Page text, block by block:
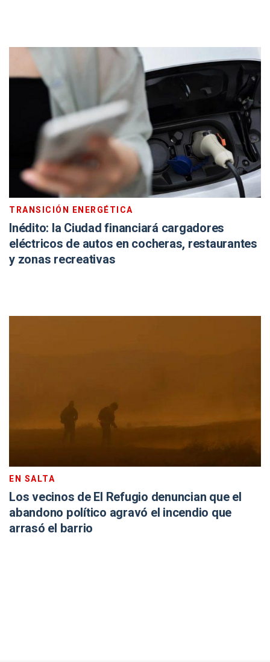
TRANSICIÓN ENERGÉTICA
Inédito: la Ciudad financiará cargadores
eléctricos de autos en cocheras, restaurantes
y zonas recreativas
EN SALTA
Los vecinos de El Refugio denuncian que el
abandono político agravó el incendio que
arrasó el barrio